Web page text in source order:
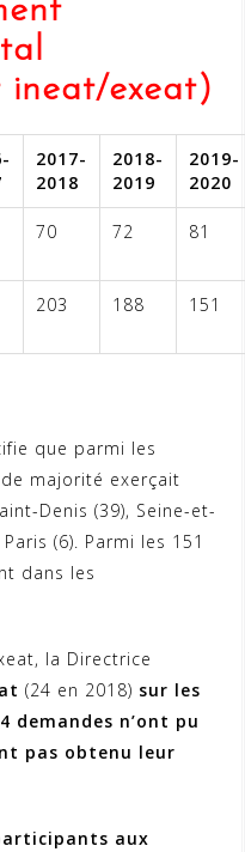
ineat/exeat)
2017-
2018
2018-
2019
2019-
2020
70 72 81
203 188 151
que parmi les
majorité exerçait
Denis (39), Seine-et-
(6). Parmi les 151
dans les
la Directrice
(24 en 2018) sur les
demandes n’ont pu
pas obtenu leur
aux